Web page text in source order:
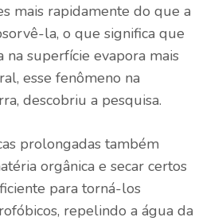
mais rapidamente do que a
la, o que significa que
na superfície evapora mais
esse fenômeno na
descobriu a pesquisa.
prolongadas também
orgânica e secar certos
para torná-los
repelindo a água da